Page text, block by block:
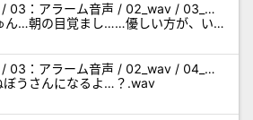
03：アラーム音声 / 02_wav / 03_…
ん…朝の目覚まし……優しい方が、い
03：アラーム音声 / 02_wav / 04_…
うさんになるよ…？.wav